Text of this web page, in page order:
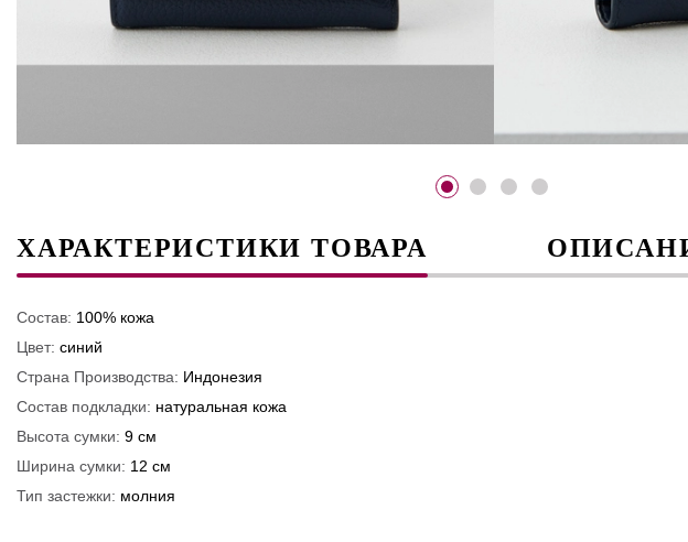
ХАРАКТЕРИСТИКИ ТОВАРА
Состав: 100% кожа
Цвет: синий
Страна Производства: Индонезия
Состав подкладки: натуральная кожа
Высота сумки: 9 см
Ширина сумки: 12 см
Тип застежки: молния